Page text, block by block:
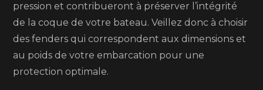
pression et contribueront à préserver l’intégrité
de la coque de votre bateau. Veillez donc à choisir
des fenders qui correspondent aux dimensions et
au poids de votre embarcation pour une
protection optimale.